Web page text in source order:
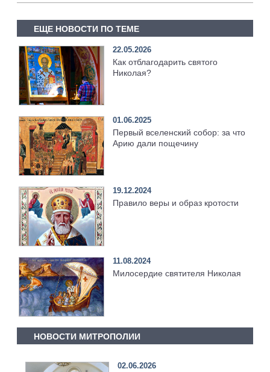
ЕЩЕ НОВОСТИ ПО ТЕМЕ
22.05.2026
Как отблагодарить святого
Николая?
01.06.2025
Первый вселенский собор: за что
Арию дали пощечину
19.12.2024
Правило веры и образ кротости
11.08.2024
Милосердие святителя Николая
НОВОСТИ МИТРОПОЛИИ
02.06.2026